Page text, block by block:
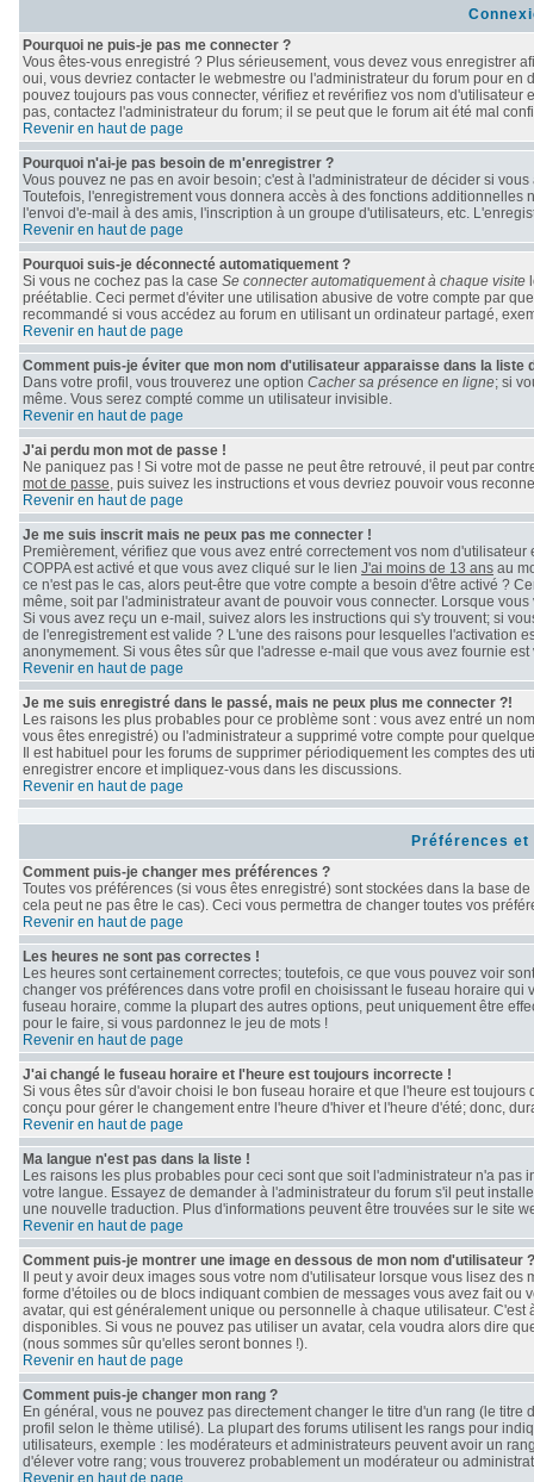
Pourquoi ne puis-je pas me connecter ?
Vous êtes-vous enregistré ? Plus sérieusement, vous devez vous enregistrer
oui, vous devriez contacter le webmestre ou l'administrateur du forum pour
pouvez toujours pas vous connecter, vérifiez et revérifiez vos nom
pas, contactez l'administrateur du forum; il se peut que le forum ait été mal
Revenir en haut de page
Pourquoi n'ai-je pas besoin de m'enregistrer ?
Vous pouvez ne pas en avoir besoin; c'est à l'administrateur de décider si
Toutefois, l'enregistrement vous donnera accès à des fonctions
l'envoi d'e-mail à des amis, l'inscription à un groupe d'utilisateurs, etc.
Revenir en haut de page
Pourquoi suis-je déconnecté automatiquement ?
Si vous ne cochez pas la case Se connecter automatiquement à chaque visite
préétablie. Ceci permet d'éviter une utilisation abusive de votre compte par
recommandé si vous accédez au forum en utilisant un ordinateur partagé,
Revenir en haut de page
Comment puis-je éviter que mon nom d'utilisateur apparaisse dans la liste
Dans votre profil, vous trouverez une option Cacher sa présence en ligne; si
même. Vous serez compté comme un utilisateur invisible.
Revenir en haut de page
J'ai perdu mon mot de passe !
Ne paniquez pas ! Si votre mot de passe ne peut être retrouvé, il peut par
mot de passe, puis suivez les instructions et vous devriez pouvoir vous
Revenir en haut de page
Je me suis inscrit mais ne peux pas me connecter !
Premièrement, vérifiez que vous avez entré correctement vos nom
COPPA est activé et que vous avez cliqué sur le lien J'ai moins de 13 ans au
ce n'est pas le cas, alors peut-être que votre compte a besoin d'être activé ?
même, soit par l'administrateur avant de pouvoir vous connecter. Lorsque
Si vous avez reçu un e-mail, suivez alors les instructions qui s'y trouvent; si
de l'enregistrement est valide ? L'une des raisons pour lesquelles l'activation
anonymement. Si vous êtes sûr que l'adresse e-mail que vous avez fournie
Revenir en haut de page
Je me suis enregistré dans le passé, mais ne peux plus me connecter ?!
Les raisons les plus probables pour ce problème sont : vous avez entré un
vous êtes enregistré) ou l'administrateur a supprimé votre compte pour
Il est habituel pour les forums de supprimer périodiquement les comptes
enregistrer encore et impliquez-vous dans les discussions.
Revenir en haut de page
Préférences
Comment puis-je changer mes préférences ?
Toutes vos préférences (si vous êtes enregistré) sont stockées dans la base
cela peut ne pas être le cas). Ceci vous permettra de changer toutes vos
Revenir en haut de page
Les heures ne sont pas correctes !
Les heures sont certainement correctes; toutefois, ce que vous pouvez voir
changer vos préférences dans votre profil en choisissant le fuseau horaire
fuseau horaire, comme la plupart des autres options, peut uniquement être
pour le faire, si vous pardonnez le jeu de mots !
Revenir en haut de page
J'ai changé le fuseau horaire et l'heure est toujours incorrecte !
Si vous êtes sûr d'avoir choisi le bon fuseau horaire et que l'heure est
conçu pour gérer le changement entre l'heure d'hiver et l'heure d'été; donc,
Revenir en haut de page
Ma langue n'est pas dans la liste !
Les raisons les plus probables pour ceci sont que soit l'administrateur n'a
votre langue. Essayez de demander à l'administrateur du forum s'il peut
une nouvelle traduction. Plus d'informations peuvent être trouvées sur le site
Revenir en haut de page
Comment puis-je montrer une image en dessous de mon nom d'utilisateur ?
Il peut y avoir deux images sous votre nom d'utilisateur lorsque vous lisez
forme d'étoiles ou de blocs indiquant combien de messages vous avez fait
avatar, qui est généralement unique ou personnelle à chaque utilisateur.
disponibles. Si vous ne pouvez pas utiliser un avatar, cela voudra alors dire
(nous sommes sûr qu'elles seront bonnes !).
Revenir en haut de page
Comment puis-je changer mon rang ?
En général, vous ne pouvez pas directement changer le titre d'un rang (le
profil selon le thème utilisé). La plupart des forums utilisent les rangs pour
utilisateurs, exemple : les modérateurs et administrateurs peuvent avoir un
d'élever votre rang; vous trouverez probablement un modérateur ou
Revenir en haut de page